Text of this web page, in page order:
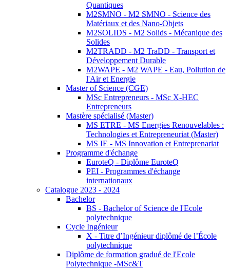
Quantiques
M2SMNO - M2 SMNO - Science des
Matériaux et des Nano-Objets
M2SOLIDS - M2 Solids - Mécanique des
Solides
M2TRADD - M2 TraDD - Transport et
Développement Durable
M2WAPE - M2 WAPE - Eau, Pollution de
l'Air et Energie
Master of Science (CGE)
MSc Entrepreneurs - MSc X-HEC
Entrepreneurs
Mastère spécialisé (Master)
MS ETRE - MS Energies Renouvelables :
Technologies et Entrepreneuriat (Master)
MS IE - MS Innovation et Entreprenariat
Programme d'échange
EuroteQ - Diplôme EuroteQ
PEI - Programmes d'échange
internationaux
Catalogue 2023 - 2024
Bachelor
BS - Bachelor of Science de l'Ecole
polytechnique
Cycle Ingénieur
X - Titre d’Ingénieur diplômé de l’École
polytechnique
Diplôme de formation gradué de l'Ecole
Polytechnique -MSc&T